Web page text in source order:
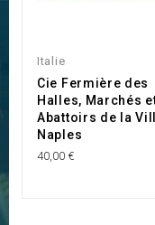
Italie
Cie Fermière des
Halles, Marchés
Abattoirs de la
Naples
40,00 €